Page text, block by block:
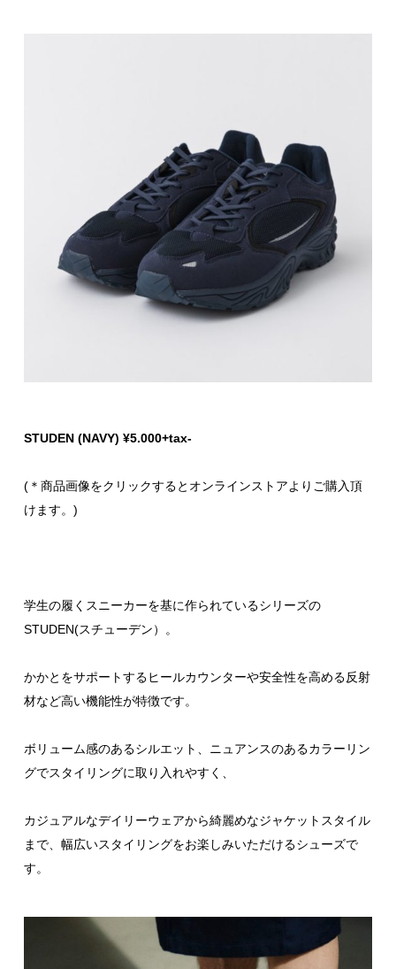
STUDEN (NAVY) ¥5.000+tax-
(＊商品画像をクリックするとオンラインストアよりご購入頂
けます。)
学生の履くスニーカーを基に作られているシリーズの
STUDEN(スチューデン）。
かかとをサポートするヒールカウンターや安全性を高める反射
材など高い機能性が特徴です。
ボリューム感のあるシルエット、ニュアンスのあるカラーリン
グでスタイリングに取り入れやすく、
カジュアルなデイリーウェアから綺麗めなジャケットスタイル
まで、幅広いスタイリングをお楽しみいただけるシューズで
す。